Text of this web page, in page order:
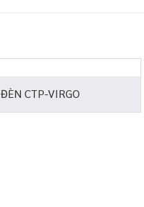
ĐÈN CTP-VIRGO